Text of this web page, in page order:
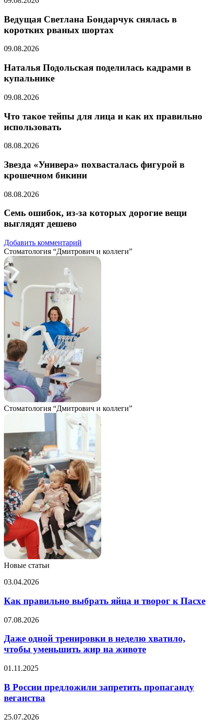
Ведущая Светлана Бондарчук снялась в
коротких рваных шортах
09.08.2026
Наталья Подольская поделилась кадрами в
купальнике
09.08.2026
Что такое тейпы для лица и как их правильно
использовать
08.08.2026
Звезда «Универа» похвасталась фигурой в
крошечном бикини
08.08.2026
Семь ошибок, из-за которых дорогие вещи
выглядят дешево
Добавить комментарий
Стоматология “Дмитрович и коллеги”
Стоматология “Дмитрович и коллеги”
Новые статьи
Как
выбрать
яйца
и
творог
к
Пасхе
03.04.2026
Как правильно выбрать яйца и творог к Пасхе
Даже
тренировки
в
неделю
чтобы
жир
на
07.08.2026
Даже одной тренировки в неделю хватило,
чтобы уменьшить жир на животе
В
предложили
запретить
пропаганду
01.11.2025
В России предложили запретить пропаганду
веганства
Найдена
25.07.2026